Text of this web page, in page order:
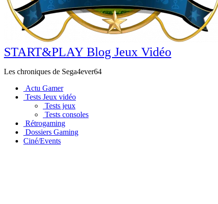
START&PLAY Blog Jeux Vidéo
Les chroniques de Sega4ever64
Actu Gamer
Tests Jeux vidéo
Tests jeux
Tests consoles
Rétrogaming
Dossiers Gaming
Ciné/Events